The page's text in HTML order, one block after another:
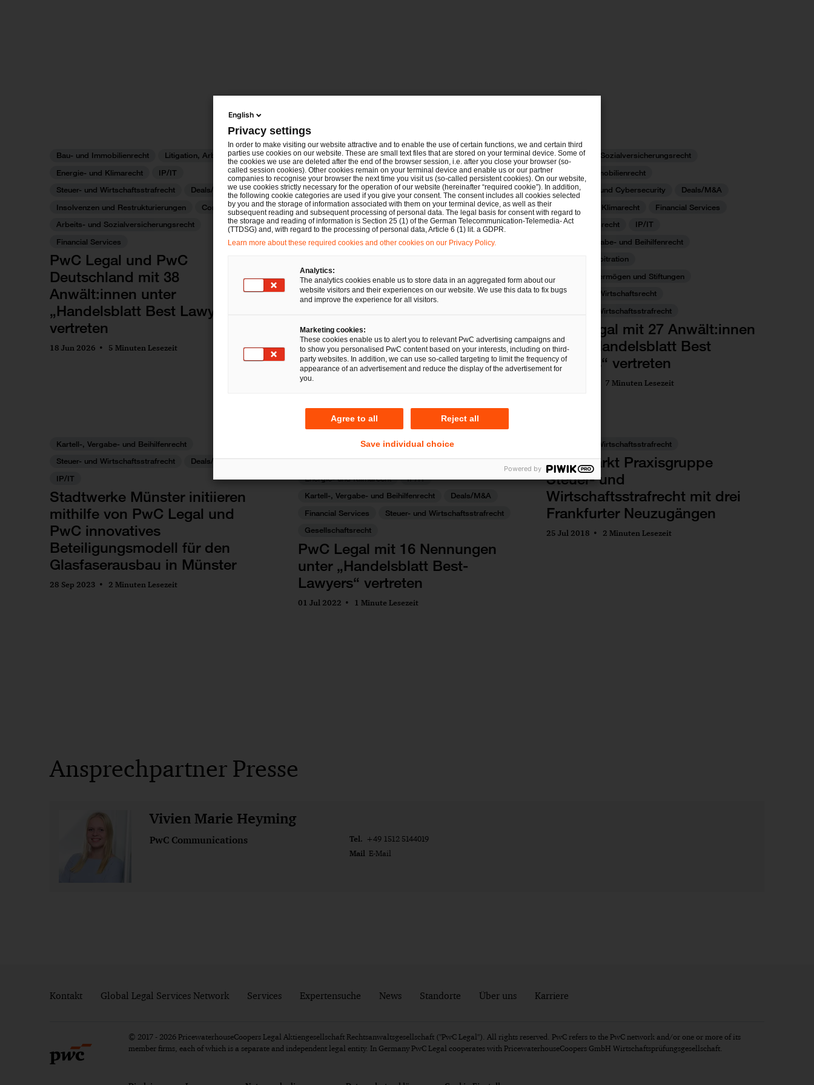
Bau- und Immobilienrecht
Litigation, Arbitration
Energie- und Klimarecht
IP/IT
Steuer- und Wirtschaftsstrafrecht
Deals/M&A
Insolvenzen und Restrukturierungen
Commercial
Arbeits- und Sozialversicherungsrecht
Financial Services
PwC Legal und PwC
Deutschland mit 38
Anwält:innen unter
„Handelsblatt Best Lawyers"
vertreten
18 Jun 2026 5 Minuten Lesezeit
Bau- und Immobilienrecht
Datenschutz und Cybersecurity
Energie- und Klimarecht
Gesellschaftsrecht
Insolvenzen und Restrukturierungen
Deals/M&A
Financial Services
IP/IT
Kartell-, Vergabe- und Beihilfenrecht
Nachfolge, Vermögen und Stiftungen
Öffentliches Wirtschaftsrecht
Global Transformations
PwC Legal mit 32 Anwält:innen
unter „Handelsblatt Best
Lawyers“ vertreten
Arbeits- und Sozialversicherungsrecht
Bau- und Immobilienrecht
Datenschutz und Cybersecurity
Deals/M&A
Energie- und Klimarecht
Financial Services
Gesellschaftsrecht
IP/IT
Kartell-, Vergabe- und Beihilfenrecht
Litigation, Arbitration
Nachfolge, Vermögen und Stiftungen
Öffentliches Wirtschaftsrecht
Steuer- und Wirtschaftsstrafrecht
PwC Legal mit 27 Anwält:innen
unter „Handelsblatt Best
Lawyers“ vertreten
7 Minuten Lesezeit
Kartell-, Vergabe- und Beihilfenrecht
Steuer- und Wirtschaftsstrafrecht
Deals/M&A
IP/IT
Stadtwerke Münster initiieren
mithilfe von PwC Legal und
PwC innovatives
Beteiligungsmodell für den
Glasfaserausbau in Münster
28 Sep 2023 2 Minuten Lesezeit
Arbeits- und Sozialversicherungsrecht
Datenschutz und Cybersecurity
Energie- und Klimarecht
IP/IT
Kartell-, Vergabe- und Beihilfenrecht
Deals/M&A
Financial Services
Steuer- und Wirtschaftsstrafrecht
Gesellschaftsrecht
PwC Legal mit 16 Nennungen
unter „Handelsblatt Best-
Lawyers“ vertreten
01 Jul 2022 1 Minute Lesezeit
Steuer- und Wirtschaftsstrafrecht
PwC stärkt Praxisgruppe
Steuer- und
Wirtschaftsstrafrecht mit drei
Frankfurter Neuzugängen
25 Jul 2018 2 Minuten Lesezeit
Ansprechpartner Presse
Vivien Marie Heyming
PwC Communications Tel. +49 1512 5144019
Mail E-Mail
Kontakt Global Legal Services Network Services Expertensuche News Standorte Über uns Karriere
© 2017 - 2026 PricewaterhouseCoopers Legal Aktiengesellschaft Rechtsanwaltsgesellschaft ("PwC Legal"). All rights reserved. PwC refers to the PwC network and/or one or more of its
member firms, each of which is a separate and independent legal entity. In Germany PwC Legal cooperates with PricewaterhouseCoopers GmbH Wirtschaftsprüfungsgesellschaft.
English
Privacy settings
In order to make visiting our website attractive and to enable the use of certain functions, we and certain third
parties use cookies on our website. These are small text files that are stored on your terminal device. Some of
the cookies we use are deleted after the end of the browser session, i.e. after you close your browser (so-
called session cookies). Other cookies remain on your terminal device and enable us or our partner
companies to recognise your browser the next time you visit us (so-called persistent cookies). On our website,
we use cookies strictly necessary for the operation of our website (hereinafter “required cookie”). In addition,
the following cookie categories are used if you give your consent. The consent includes all cookies selected
by you and the storage of information associated with them on your terminal device, as well as their
subsequent reading and subsequent processing of personal data. The legal basis for consent with regard to
the storage and reading of information is Section 25 (1) of the German Telecommunication-Telemedia- Act
(TTDSG) and, with regard to the processing of personal data, Article 6 (1) lit. a GDPR.
Learn more about these required cookies and other cookies on our Privacy Policy.
Analytics:
The analytics cookies enable us to store data in an aggregated form about our
website visitors and their experiences on our website. We use this data to fix bugs
and improve the experience for all visitors.
Marketing cookies:
These cookies enable us to alert you to relevant PwC advertising campaigns and
to show you personalised PwC content based on your interests, including on third-
party websites. In addition, we can use so-called targeting to limit the frequency of
appearance of an advertisement and reduce the display of the advertisement for
you.
Agree to all Reject all
Save individual choice
Powered by